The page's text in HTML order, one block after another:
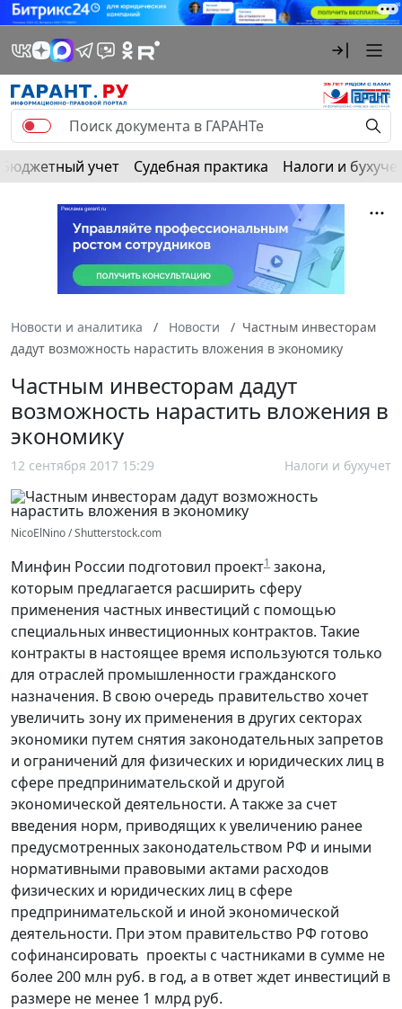
Бюджетный учет Судебная практика Налоги и
Новости и аналитика Новости
Частным инвесторам
дадут возможность нарастить вложения в экономику
Частным инвесторам дадут
возможность нарастить вложения в
экономику
12 сентября 2017 15:29 Налоги и бухучет
NicoElNino / Shutterstock.com
Минфин России подготовил проект1 закона,
которым предлагается расширить сферу
применения частных инвестиций с помощью
специальных инвестиционных контрактов. Такие
контракты в настоящее время используются только
для отраслей промышленности гражданского
назначения. В свою очередь правительство хочет
увеличить зону их применения в других секторах
экономики путем снятия законодательных запретов
и ограничений для физических и юридических лиц в
сфере предпринимательской и другой
экономической деятельности. А также за счет
введения норм, приводящих к увеличению ранее
предусмотренных законодательством РФ и иными
нормативными правовыми актами расходов
физических и юридических лиц в сфере
предпринимательской и иной экономической
деятельности. При этом правительство РФ готово
софинансировать проекты с частниками в сумме не
более 200 млн руб. в год, а в ответ ждет инвестиций в
размере не менее 1 млрд руб.